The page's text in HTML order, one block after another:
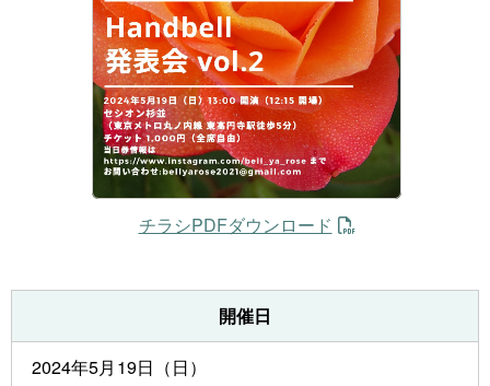
チラシPDFダウンロード
開催日
2024年5月19日（日）